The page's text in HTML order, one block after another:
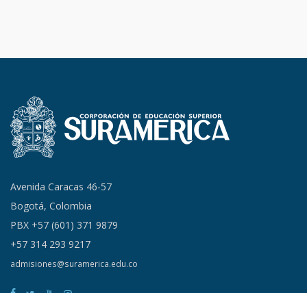
Avenida Caracas 46-57
Bogotá, Colombia
PBX +57 (601) 371 9879
+57 314 293 9217
admisiones@suramerica.edu.co